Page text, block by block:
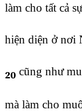
làm cho tất cả
hiện diện ở nơi
20 cũng như
mà làm cho